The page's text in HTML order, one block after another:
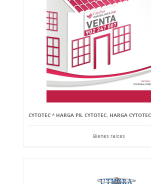
CYTOTEC ^ HARGA PIL CYTOTEC, HARGA
Bienes raíces